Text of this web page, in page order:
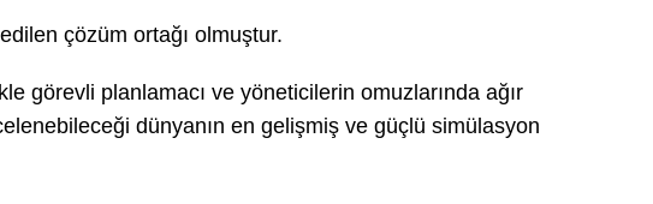
çözüm ortağı olmuştur.
görevli planlamacı ve yöneticilerin omuzlarında ağır
dünyanın en gelişmiş ve güçlü simülasyon